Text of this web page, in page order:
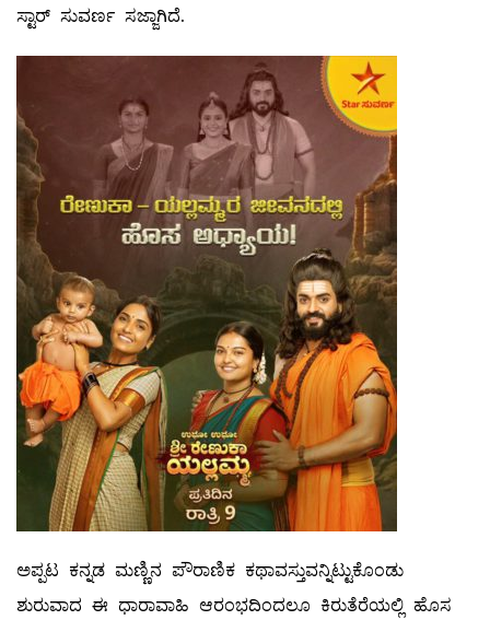
ಸ್ಟಾರ್ ಸುವರ್ಣ ಸಜ್ಜಾಗಿದೆ.
ಅಪ್ಪಟ ಕನ್ನಡ ಮಣ್ಣಿನ ಪೌರಾಣಿಕ ಕಥಾವಸ್ತುವನ್ನಿಟ್ಟುಕೊಂಡು
ಶುರುವಾದ ಈ ಧಾರಾವಾಹಿ ಆರಂಭದಿಂದಲೂ ಕಿರುತೆರೆಯಲ್ಲಿ ಹೊಸ